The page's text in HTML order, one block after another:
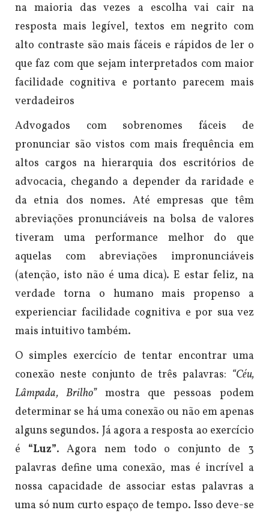
na maioria das vezes a escolha vai cair na
resposta mais legível, textos em negrito com
alto contraste são mais fáceis e rápidos de ler o
que faz com que sejam interpretados com maior
facilidade cognitiva e portanto parecem mais
verdadeiros
Advogados com sobrenomes fáceis de
pronunciar são vistos com mais frequência em
altos cargos na hierarquia dos escritórios de
advocacia, chegando a depender da raridade e
da etnia dos nomes. Até empresas que têm
abreviações pronunciáveis na bolsa de valores
tiveram uma performance melhor do que
aquelas com abreviações impronunciáveis
(atenção, isto não é uma dica).E estar feliz, na
verdade torna o humano mais propenso a
experienciar facilidade cognitiva e por sua vez
mais intuitivo também.
O simples exercício de tentar encontrar uma
conexão neste conjunto de três palavras: “Céu,
Lâmpada, Brilho”mostra que pessoas podem
determinar se há uma conexão ou não em apenas
alguns segundos. Já agora a resposta ao exercício
é “Luz”. Agora nem todo o conjunto de 3
palavras define uma conexão, mas é incrível a
nossa capacidade de associar estas palavras a
uma só num curto espaço de tempo. Isso deve-se